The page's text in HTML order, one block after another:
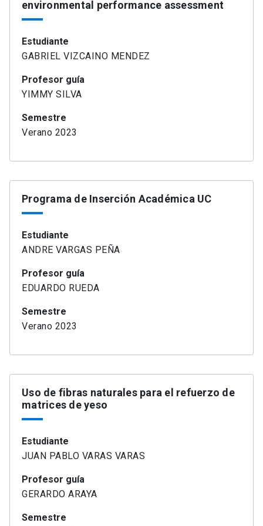
environmental performance assessment
Estudiante
GABRIEL VIZCAINO MENDEZ
Profesor guía
YIMMY SILVA
Semestre
Verano 2023
Programa de Inserción Académica UC
Estudiante
ANDRE VARGAS PEÑA
Profesor guía
EDUARDO RUEDA
Semestre
Verano 2023
Uso de fibras naturales para el refuerzo de
matrices de yeso
Estudiante
JUAN PABLO VARAS VARAS
Profesor guía
GERARDO ARAYA
Semestre